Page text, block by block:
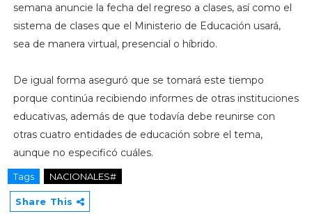
semana anuncie la fecha del regreso a clases, así como el
sistema de clases que el Ministerio de Educación usará,
sea de manera virtual, presencial o híbrido.
De igual forma aseguró que se tomará este tiempo
porque continúa recibiendo informes de otras instituciones
educativas, además de que todavía debe reunirse con
otras cuatro entidades de educación sobre el tema,
aunque no especificó cuáles.
Tags NACIONALES#
Share This